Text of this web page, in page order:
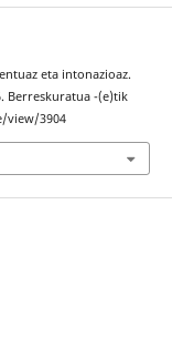
eta intonazioaz.
Berreskuratua -(e)tik
view/3904